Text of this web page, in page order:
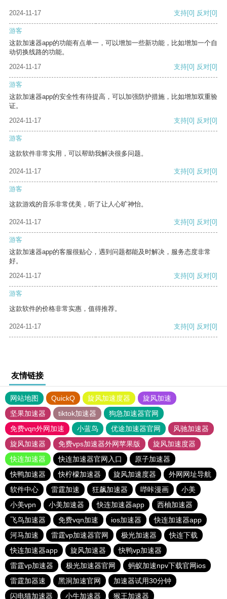
2024-11-17 支持[0] 反对[0]
游客
这款加速器app的功能有点单一，可以增加一些新功能，比如增加一个自
动切换线路的功能。
2024-11-17
支持[0] 反对[0]
游客
这款加速器app的安全性有待提高，可以加强防护措施，比如增加双重验
证。
2024-11-17
支持[0] 反对[0]
游客
这款软件非常实用，可以帮助我解决很多问题。
2024-11-17 支持[0] 反对[0]
游客
这款游戏的音乐非常优美，听了让人心旷神怡。
2024-11-17 支持[0] 反对[0]
游客
这款加速器app的客服很贴心，遇到问题都能及时解决，服务态度非常
好。
2024-11-17
支持[0] 反对[0]
游客
这款软件的价格非常实惠，值得推荐。
2024-11-17 支持[0] 反对[0]
友情链接
网站地图 QuickQ 旋风加速度器
旋风加速
坚果加速器
tiktok加速器
狗急加速器官网
免费vqn外网加速
小蓝鸟 优途加速器官网
风驰加速器
旋风加速器
免费vps加速器外网苹果版
旋风加速度器
快连加速器
快连加速器官网入口
原子加速器
快鸭加速器
快柠檬加速器 旋风加速度器
外网网址导航
软件中心
雷霆加速 狂飙加速器 哔咔漫画
小美
小美vpn
小美加速器 快连加速器app
西柚加速器
飞鸟加速器
免费vqn加速 ios加速器
快连加速器app
河马加速
雷霆vp加速器官网 极光加速器
快连下载
快连加速器app
旋风加速器
快鸭vp加速器
雷霆vp加速器
极光加速器官网
蚂蚁加速npv下载官网ios
雷霆加器速
黑洞加速官网
加速器试用30分钟
闪电猫加速器
小牛加速器 猴王加速器